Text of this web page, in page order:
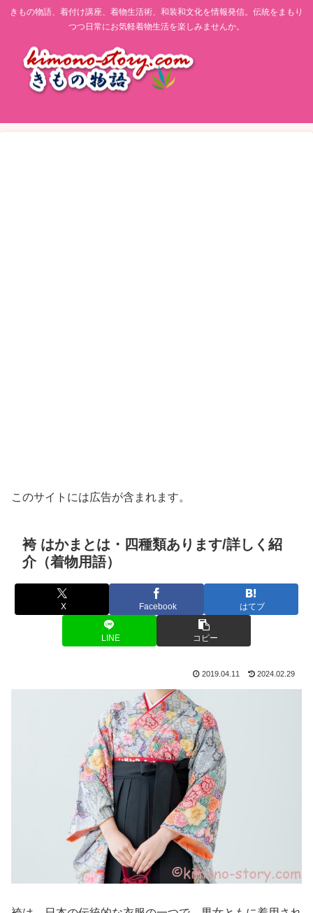
きもの物語、着付け講座、着物生活術、和装和文化を情報発信。伝統をまもり
つつ日常にお気軽着物生活を楽しみませんか。
このサイトには広告が含まれます。
袴 はかまとは・四種類あります/詳しく紹
介（着物用語）
X Facebook はてブ
LINE コピー
2019.04.11 2024.02.29